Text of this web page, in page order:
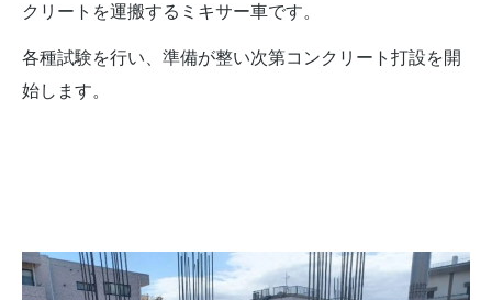
クリートを運搬するミキサー車です。
各種試験を行い、準備が整い次第コンクリート打設を開
始します。